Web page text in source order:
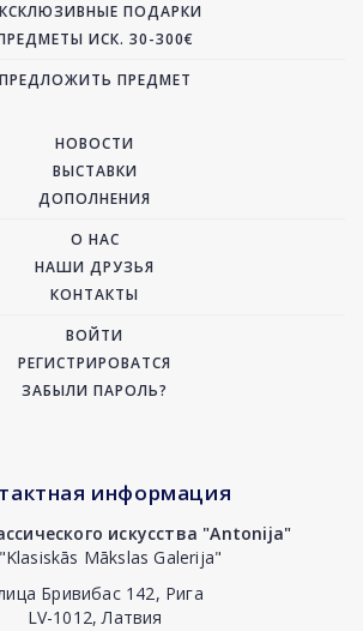
ПОДАРКИ
ИСК. 30-300€
ПРЕДЛОЖИТЬ ПРЕДМЕТ
НОВОСТИ
ВЫСТАВКИ
ДОПОЛНЕНИЯ
О НАС
НАШИ ДРУЗЬЯ
КОНТАКТЫ
ВОЙТИ
РЕГИСТРИРОВАТСЯ
ЗАБЫЛИ ПАРОЛЬ?
информация
искусства "Antonija"
Mākslas Galerija"
Бривибас 142, Рига
LV-1012, Латвия